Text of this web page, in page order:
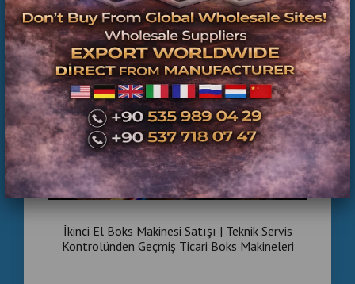
İkinci El Boks Makinesi Satışı | Teknik Servis
Kontrolünden Geçmiş Ticari Boks Makineleri